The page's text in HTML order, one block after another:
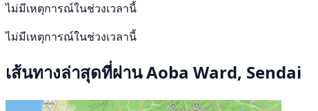
ไม่มีเหตุการณ์ในช่วงเวลานี้
ไม่มีเหตุการณ์ในช่วงเวลานี้
เส้นทางล่าสุดที่ผ่าน Aoba Ward, Sendai